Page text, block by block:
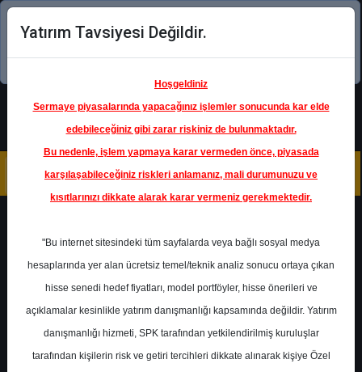
Şimdi uygulamayı indirin!
Ana Sayfa
Raporlar
İntegral Yatırım
Rapor Detay
TURSG - Toplantı Notları
Yatırım Tavsiyesi Değildir.
Hoşgeldiniz
Sermaye piyasalarında yapacağınız işlemler sonucunda kar elde
edebileceğiniz gibi zarar riskiniz de bulunmaktadır.
Bu nedenle, işlem yapmaya karar vermeden önce, piyasada
karşılaşabileceğiniz riskleri anlamanız, mali durumunuzu ve
kısıtlarınızı dikkate alarak karar vermeniz gerekmektedir.
"Bu internet sitesindeki tüm sayfalarda veya bağlı sosyal medya
hesaplarında yer alan ücretsiz temel/teknik analiz sonucu ortaya çıkan
hisse senedi hedef fiyatları, model portföyler, hisse önerileri ve
açıklamalar kesinlikle yatırım danışmanlığı kapsamında değildir. Yatırım
danışmanlığı hizmeti, SPK tarafından yetkilendirilmiş kuruluşlar
tarafından kişilerin risk ve getiri tercihleri dikkate alınarak kişiye Özel